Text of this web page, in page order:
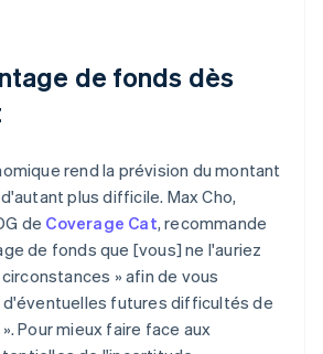
de fonds dès
rend la prévision du montant
plus difficile. Max Cho,
de Coverage Cat, recommande
de fonds que [vous] ne l'auriez
» afin de vous
futures difficultés de
Pour mieux faire face aux